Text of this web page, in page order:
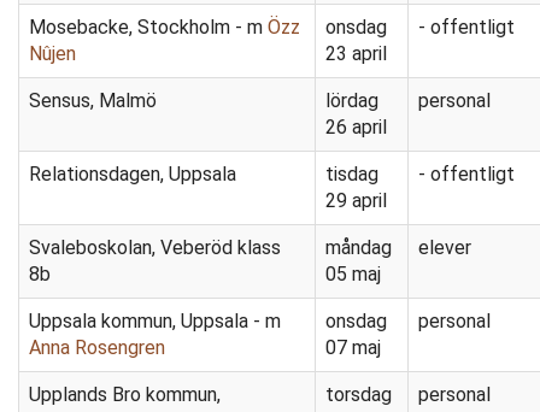
Mosebacke, Stockholm - m Özz
Nûjen
onsdag
23 april
- offentligt
Sensus, Malmö
lördag
26 april
personal
Relationsdagen, Uppsala
tisdag
29 april
- offentligt
Svaleboskolan, Veberöd klass
8b
måndag
05 maj
elever
Uppsala kommun, Uppsala - m
Anna Rosengren
onsdag
07 maj
personal
Upplands Bro kommun,
torsdag
personal